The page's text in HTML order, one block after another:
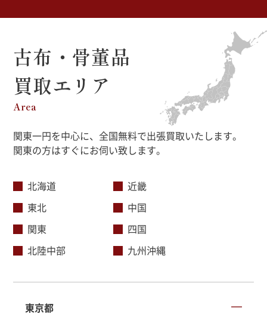
古布・骨董品
買取エリア
Area
関東一円を中心に、全国無料で出張買取いたします。
関東の方はすぐにお伺い致します。
北海道
東北
関東
北陸中部
近畿
中国
四国
九州沖縄
東京都